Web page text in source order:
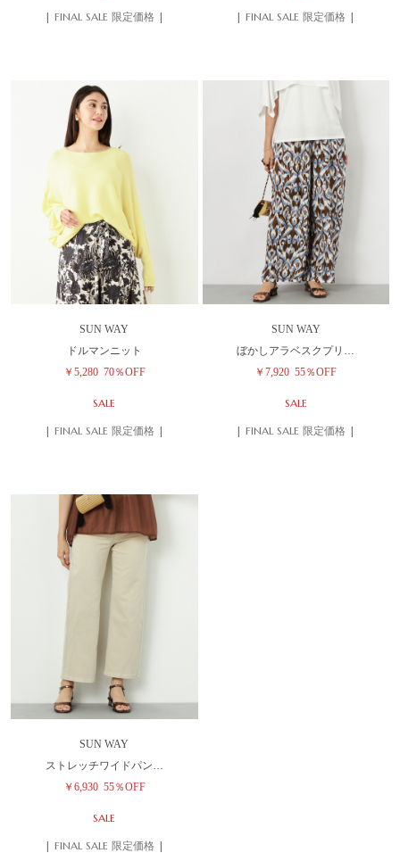
| FINAL SALE 限定価格 | | FINAL SALE 限定価格 |
SUN WAY
ドルマンニット
￥5,280 70％OFF
SALE
| FINAL SALE 限定価格 |
SUN WAY
ぼかしアラベスクプリ…
￥7,920 55％OFF
SALE
| FINAL SALE 限定価格 |
SUN WAY
ストレッチワイドパン…
￥6,930 55％OFF
SALE
| FINAL SALE 限定価格 |